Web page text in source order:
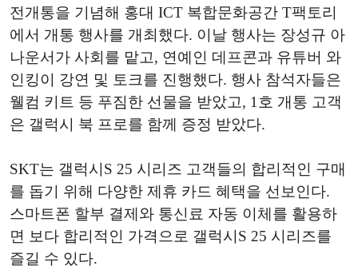
전개통을 기념해 홍대 ICT 복합문화공간 T팩토리
에서 개통 행사를 개최했다. 이날 행사는 장성규 아
나운서가 사회를 맡고, 연예인 데프콘과 유튜버 와
인킹이 강연 및 토크를 진행했다. 행사 참석자들은
웰컴 키트 등 푸짐한 선물을 받았고, 1호 개통 고객
은 갤럭시 북 프로를 함께 증정 받았다.
SKT는 갤럭시S 25 시리즈 고객들의 합리적인 구매
를 돕기 위해 다양한 제휴 카드 혜택을 선보인다.
스마트폰 할부 결제와 통신료 자동 이체를 활용하
면 보다 합리적인 가격으로 갤럭시S 25 시리즈를
즐길 수 있다.